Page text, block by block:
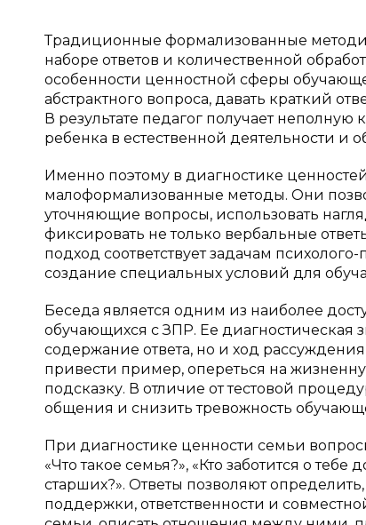
Традиционные формализованные
наборе ответов и количественной
особенности ценностной сферы
абстрактного вопроса, давать краткий
В результате педагог получает
ребенка в естественной деятельности и
Именно поэтому в диагностике
малоформализованные методы. Они
уточняющие вопросы, использовать
фиксировать не только вербальные
подход соответствует задачам
создание специальных условий для
Беседа является одним из наиболее
обучающихся с ЗПР. Ее диагностическая
содержание ответа, но и ход
привести пример, опереться на
подсказку. В отличие от тестовой
общения и снизить тревожность
При диагностике ценности семьи
«Что такое семья?», «Кто заботится о
старших?». Ответы позволяют
поддержки, ответственности и